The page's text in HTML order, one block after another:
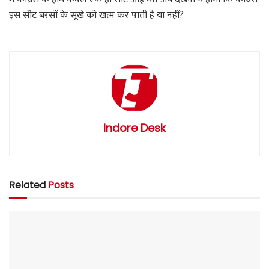
इस सीट बरसों के सूखे को खत्म कर पाती है या नहीं?
Indore Desk
Related Posts